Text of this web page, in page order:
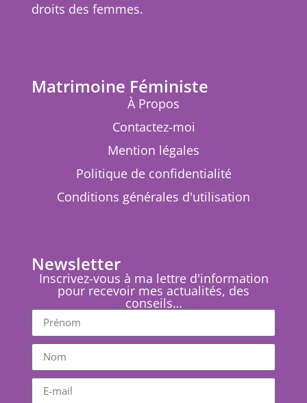
droits des femmes.
Matrimoine Féministe
À Propos
Contactez-moi
Mention légales
Politique de confidentialité
Conditions générales d'utilisation
Newsletter
Inscrivez-vous à ma lettre d'information
pour recevoir mes actualités, des
conseils…